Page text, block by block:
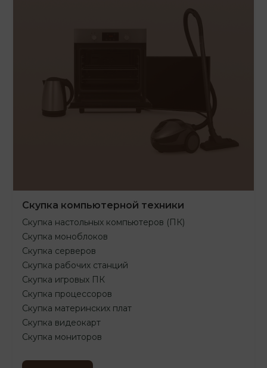
Скупка компьютерной техники
Скупка настольных компьютеров (ПК)
Скупка моноблоков
Скупка серверов
Скупка рабочих станций
Скупка игровых ПК
Скупка процессоров
Скупка материнских плат
Скупка видеокарт
Скупка мониторов